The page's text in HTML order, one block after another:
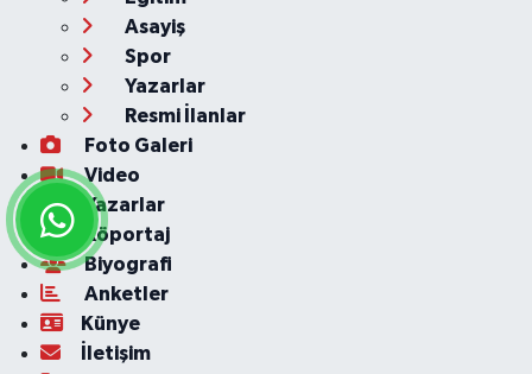
Asayiş
Spor
Yazarlar
Resmi İlanlar
Foto Galeri
Video
Yazarlar
Röportaj
Biyografi
Anketler
Künye
İletişim